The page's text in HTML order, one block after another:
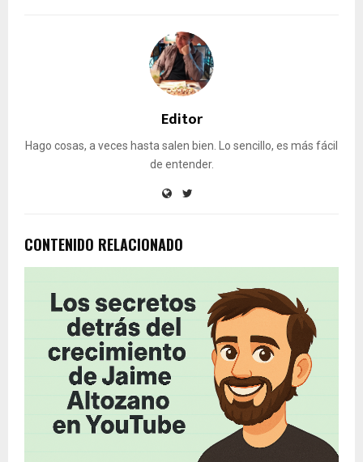
Editor
Hago cosas, a veces hasta salen bien. Lo sencillo, es más fácil
de entender.
CONTENIDO RELACIONADO